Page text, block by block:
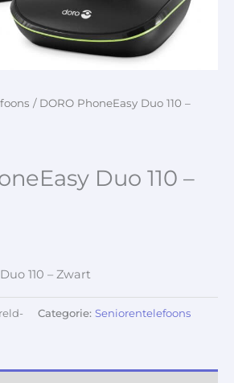
/ DORO PhoneEasy Duo 110 –
Duo 110 –
110 – Zwart
Categorie: Seniorentelefoons